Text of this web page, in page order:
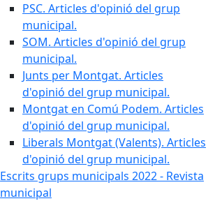
PSC. Articles d'opinió del grup
municipal.
SOM. Articles d'opinió del grup
municipal.
Junts per Montgat. Articles
d'opinió del grup municipal.
Montgat en Comú Podem. Articles
d'opinió del grup municipal.
Liberals Montgat (Valents). Articles
d'opinió del grup municipal.
Escrits grups municipals 2022 - Revista
municipal